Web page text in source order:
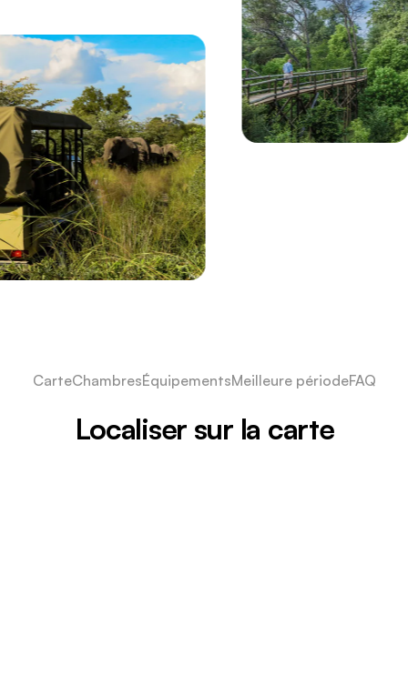
CarteChambresÉquipementsMeilleure périodeFAQ
Localiser sur la carte